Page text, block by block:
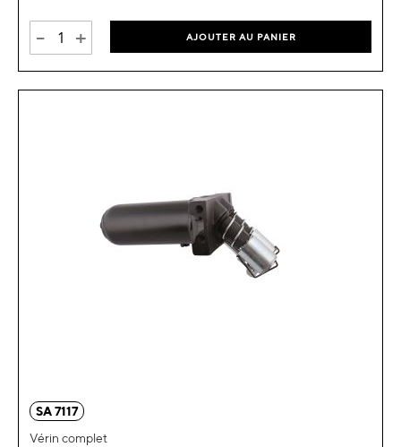
- + AJOUTER AU PANIER
SA 7117
Vérin complet